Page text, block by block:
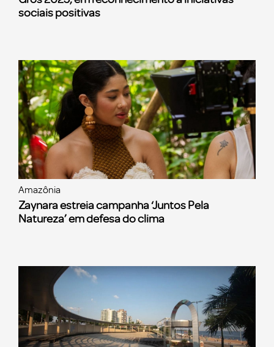
sociais positivas
Amazônia
Zaynara estreia campanha ‘Juntos Pela
Natureza’ em defesa do clima